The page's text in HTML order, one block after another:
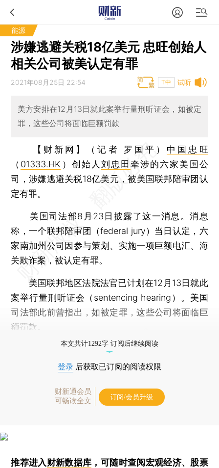
能源
涉嫌逃避关税18亿美元 忠旺创始人
相关公司被美认定有罪
试听
2021年08月25日 22:54 T中
美方安排在12月13日就此案举行量刑听证会，如被定
罪，这些公司将面临巨额罚款
【财新网】（记者 罗国平） 中国忠旺
（ 01333.HK ）创始人 刘忠田牵涉的六家美国公
司，涉嫌逃避关税18亿美元，被美国联邦陪审团认
定有罪。
美国司法部8月23日披露了这一消息。消息
称，一个联邦陪审团（federal jury）当日认定，六
家南加州公司因参与策划、实施一项巨额电汇、海
关欺诈案，被认定有罪。
美国联邦地区法院法官已计划在12月13日就此
案举行量刑听证会（sentencing hearing）。美国
司法部此前曾指出，如被定罪，这些公司将面临巨
额罚款。
本文共计1292字 订阅后继续阅读
登录 后获取已订阅的阅读权限
财新通会员
可畅读全文
订阅/会员升级
推荐进入财新数据库 ，可随时查阅宏观经济、股票